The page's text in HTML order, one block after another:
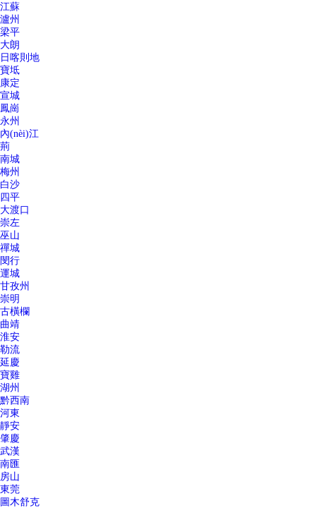
江蘇
瀘州
梁平
大朗
日喀則地
寶坻
康定
宣城
鳳崗
永州
內(nèi)江
荊
南城
梅州
白沙
四平
大渡口
崇左
巫山
禪城
閔行
運城
甘孜州
崇明
古橫欄
曲靖
淮安
勒流
延慶
寶雞
湖州
黔西南
河東
靜安
肇慶
武漢
南匯
房山
東莞
圖木舒克